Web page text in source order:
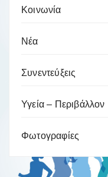
Κοινωνία
Νέα
Συνεντεύξεις
Υγεία – Περιβάλλον
Φωτογραφίες